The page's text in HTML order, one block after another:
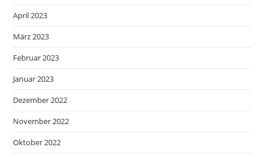
April 2023
März 2023
Februar 2023
Januar 2023
Dezember 2022
November 2022
Oktober 2022